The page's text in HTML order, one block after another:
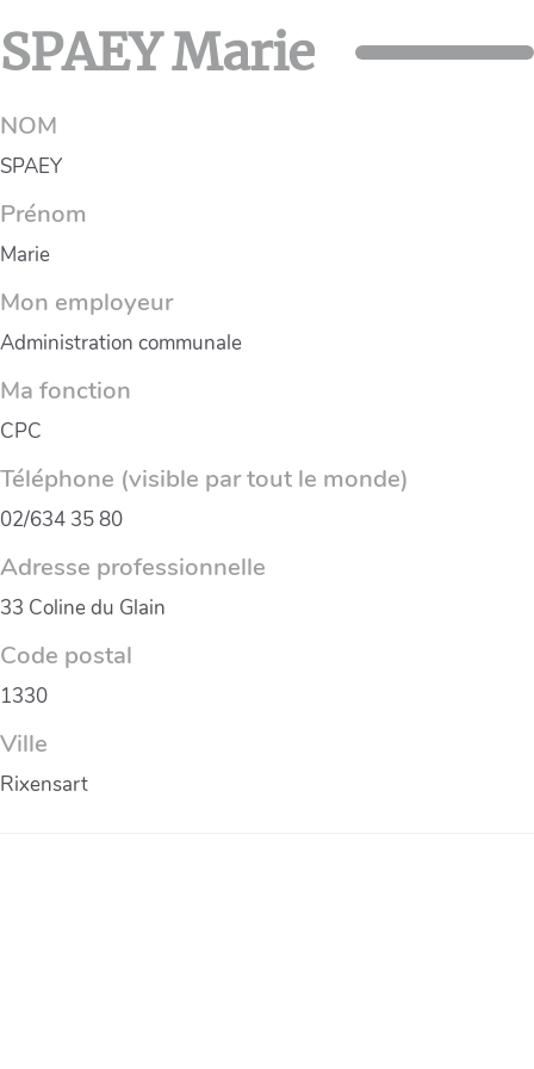
SPAEY Marie
NOM
SPAEY
Prénom
Marie
Mon employeur
Administration communale
Ma fonction
CPC
Téléphone (visible par tout le monde)
02/634 35 80
Adresse professionnelle
33 Coline du Glain
Code postal
1330
Ville
Rixensart